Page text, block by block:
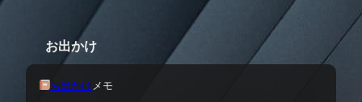
お出かけ
お出かけ メモ